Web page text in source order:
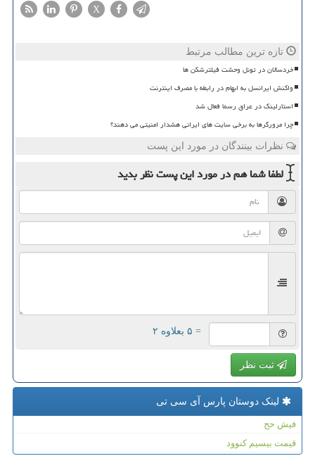
X
تازه ترین مطالب مرتبط
خردسالان در تونل وحشت فیلترشکن ها
واکنش ایرانسل به ابهام در رابطه با مصرف اینترنت
استارلینک در عراق رسما فعال شد
چرا مرورگرها به برخی سایت های ایرانی هشدار امنیتی می دهند؟
نظرات بینندگان در مورد این پست
لطفا شما همدر مورد این پستنظر بدید
= ۵ بعلاوه ۲
ثبت نظر
لینک دوستان پارس آی سی تی
فیش حج
قیمت بیسیم کنوود